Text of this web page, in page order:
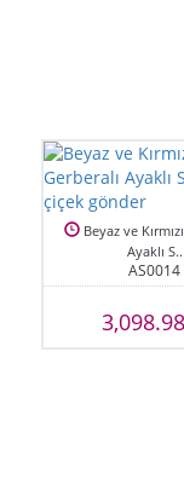
Beyaz ve
Ayaklı S..
AS0014